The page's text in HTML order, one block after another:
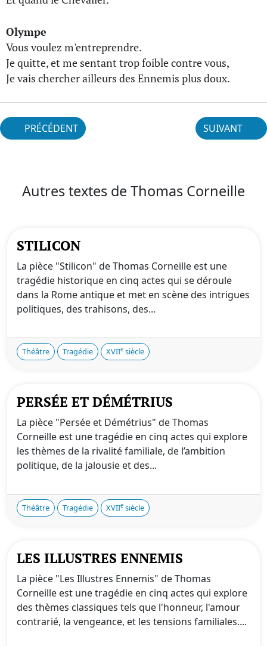
Olympe
Vous voulez m'entreprendre.
Je quitte, et me sentant trop foible contre vous,
Je vais chercher ailleurs des Ennemis plus doux.
PRÉCÉDENT SUIVANT
Autres textes de Thomas Corneille
STILICON
La pièce "Stilicon" de Thomas Corneille est une
tragédie historique en cinq actes qui se déroule
dans la Rome antique et met en scène des intrigues
politiques, des trahisons, des...
Théâtre Tragédie XVIIe siècle
PERSÉE ET DÉMÉTRIUS
La pièce "Persée et Démétrius" de Thomas
Corneille est une tragédie en cinq actes qui explore
les thèmes de la rivalité familiale, de l’ambition
politique, de la jalousie et des...
Théâtre Tragédie XVIIe siècle
LES ILLUSTRES ENNEMIS
La pièce "Les Illustres Ennemis" de Thomas
Corneille est une tragédie en cinq actes qui explore
des thèmes classiques tels que l'honneur, l'amour
contrarié, la vengeance, et les tensions familiales....